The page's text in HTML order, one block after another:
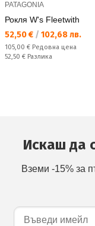
PATAGONIA
Рокля W's Fleetwith
Текуща цена:
52,50 € / 102,68 лв.
Редовна цена:
105,00 € Редовна цена
Спестявате:
52,50 € Разлика
Искаш да
Вземи -15% за